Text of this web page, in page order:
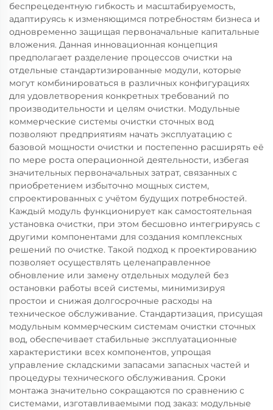
беспрецедентную гибкость и масштабируемость,
адаптируясь к изменяющимся потребностям бизнеса и
одновременно защищая первоначальные капитальные
вложения. Данная инновационная концепция
предполагает разделение процессов очистки на
отдельные стандартизированные модули, которые
могут комбинироваться в различных конфигурациях
для удовлетворения конкретных требований по
производительности и целям очистки. Модульные
коммерческие системы очистки сточных вод
позволяют предприятиям начать эксплуатацию с
базовой мощности очистки и постепенно расширять её
по мере роста операционной деятельности, избегая
значительных первоначальных затрат, связанных с
приобретением избыточно мощных систем,
спроектированных с учётом будущих потребностей.
Каждый модуль функционирует как самостоятельная
установка очистки, при этом бесшовно интегрируясь с
другими компонентами для создания комплексных
решений по очистке. Такой подход к проектированию
позволяет осуществлять целенаправленное
обновление или замену отдельных модулей без
остановки работы всей системы, минимизируя
простои и снижая долгосрочные расходы на
техническое обслуживание. Стандартизация, присущая
модульным коммерческим системам очистки сточных
вод, обеспечивает стабильные эксплуатационные
характеристики всех компонентов, упрощая
управление складскими запасами запасных частей и
процедуры технического обслуживания. Сроки
монтажа значительно сокращаются по сравнению с
системами, изготавливаемыми под заказ: модульные